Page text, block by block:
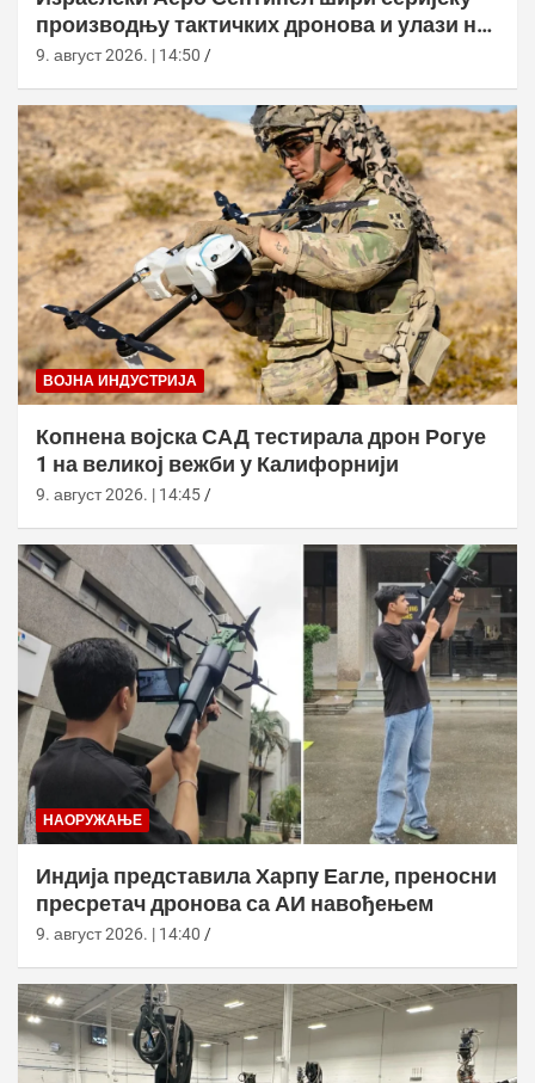
производњу тактичких дронова и улази на
нова тржишта
9. август 2026. | 14:50
ВОЈНА ИНДУСТРИЈА
Копнена војска САД тестирала дрон Рогуе
1 на великој вежби у Калифорнији
9. август 2026. | 14:45
НАОРУЖАЊЕ
Индија представила Харпy Еагле, преносни
пресретач дронова са АИ навођењем
9. август 2026. | 14:40